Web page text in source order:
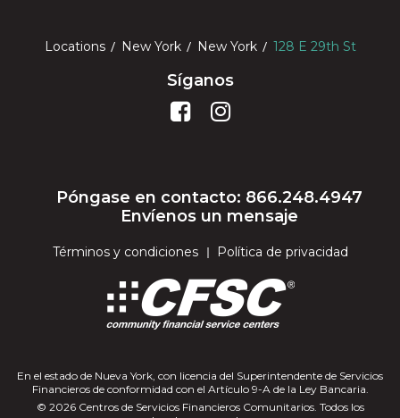
Locations New York New York 128 E 29th St
Síganos
Póngase en contacto: 866.248.4947
Envíenos un mensaje
Términos y condiciones Política de privacidad
En el estado de Nueva York, con licencia del Superintendente de Servicios
Financieros de conformidad con el Artículo 9-A de la Ley Bancaria.
© 2026 Centros de Servicios Financieros Comunitarios. Todos los